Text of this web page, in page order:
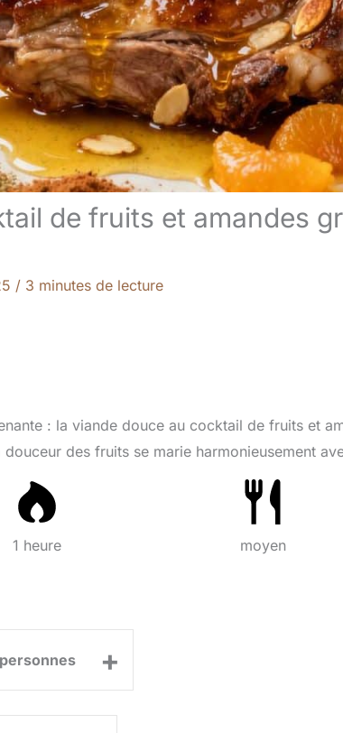
de fruits et amandes
/ 3 minutes de lecture
: la viande douce au cocktail de fruits et
des fruits se marie harmonieusement
1 heure moyen
personnes +